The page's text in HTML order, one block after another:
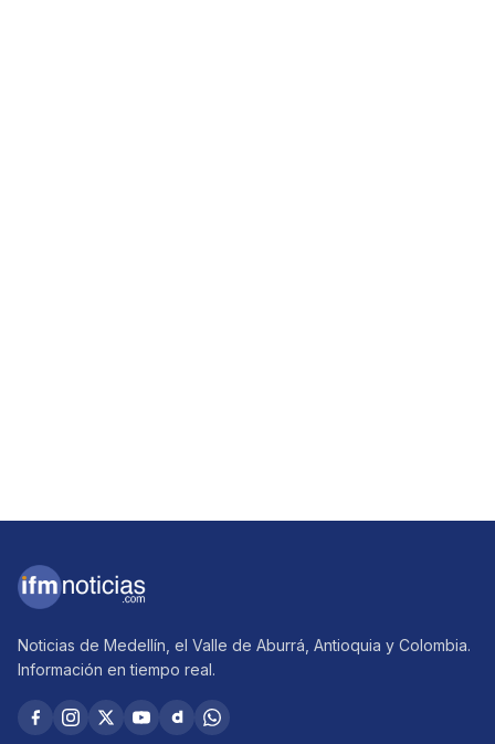
Noticias de Medellín, el Valle de Aburrá, Antioquia y Colombia.
Información en tiempo real.